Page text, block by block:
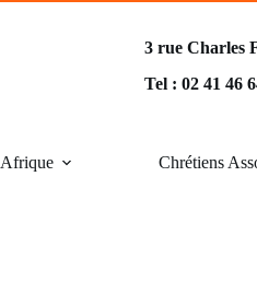
3 rue Charles
Tel : 02 41 46
Afrique Chrétiens